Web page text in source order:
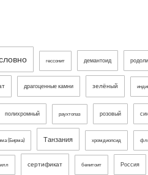
гессонит демантоид
драгоценные камни зелёный
полихромный раухтопаз розовый
(Бирма) Танзания хромдиопсид
сертификат бенитоит Россия